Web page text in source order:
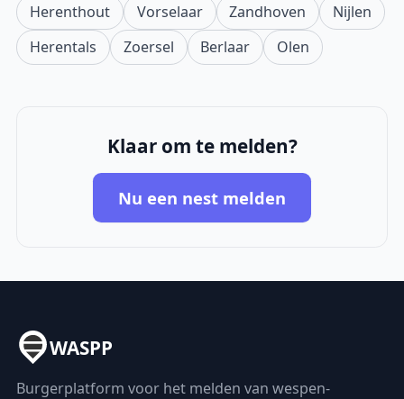
Herenthout Vorselaar Zandhoven
Nijlen
Herentals
Zoersel Berlaar Olen
Klaar om te melden?
Nu een nest melden
WASPP
Burgerplatform voor het melden van wespen-